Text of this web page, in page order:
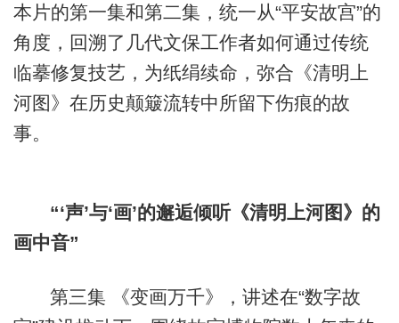
本片的第一集和第二集，统一从“平安故宫”的
角度，回溯了几代文保工作者如何通过传统
临摹修复技艺，为纸绢续命，弥合《清明上
河图》在历史颠簸流转中所留下伤痕的故
事。
“‘声’与‘画’的邂逅倾听《清明上河图》的
画中音”
第三集 《变画万千》，讲述在“数字故